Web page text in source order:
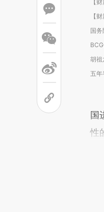
【
【
国
胡祖
五年
国
性